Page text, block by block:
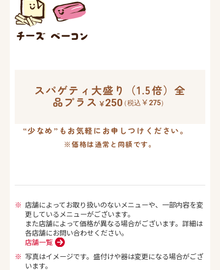
スパゲティ大盛り（1.5倍）全
品プラス 250（税込 275）
“少なめ”もお気軽にお申しつけください。
※価格は通常と同額です。
店舗によってお取り扱いのないメニューや、一部内容を変
更しているメニューがございます。
また店舗によって価格が異なる場合がございます。詳細は
各店舗にお問い合わせください。
店舗一覧
写真はイメージです。盛付けや器は変更になる場合がござ
います。